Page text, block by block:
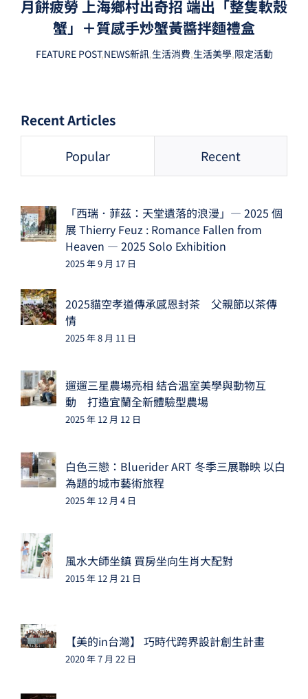
月餅疲勞 上海鄉村出奇招 端出「整隻軟殼
蟹」＋質感手炒蟹黃醬拌麵禮盒
FEATURE POST,NEWS新訊,生活消費,生活美學,限定活動
Recent Articles
Popular Recent
「西瑞．菲茲：天堂遺落的浪漫」— 2025 個
展 Thierry Feuz : Romance Fallen from
Heaven — 2025 Solo Exhibition
2025 年 9 月 17 日
2025貓空孝道傳承感恩封茶 父親節以茶傳
情
2025 年 8 月 11 日
遛遛三星農場亮相 結合溫室美學與動物互
動 打造宜蘭全新體驗型農場
2025 年 12 月 12 日
白色三戀：Bluerider ART 冬季三展聯映 以白
為題的城市藝術旅程
2025 年 12 月 4 日
風水大師坐鎮 買房坐向生肖大配對
2015 年 12 月 21 日
【美的in台灣】 巧時代跨界設計創生計畫
2020 年 7 月 22 日